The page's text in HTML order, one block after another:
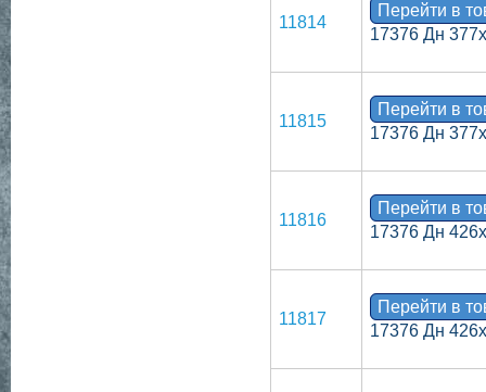
11814
Перейти в
17376 Дн
11815
Перейти в
17376 Дн
11816
Перейти в
17376 Дн
11817
Перейти в
17376 Дн